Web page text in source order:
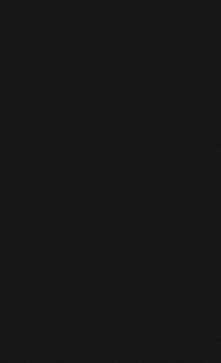
HGR Matic
RICO
PRCB
Kantbank Rico, RICO
RICO PRCN